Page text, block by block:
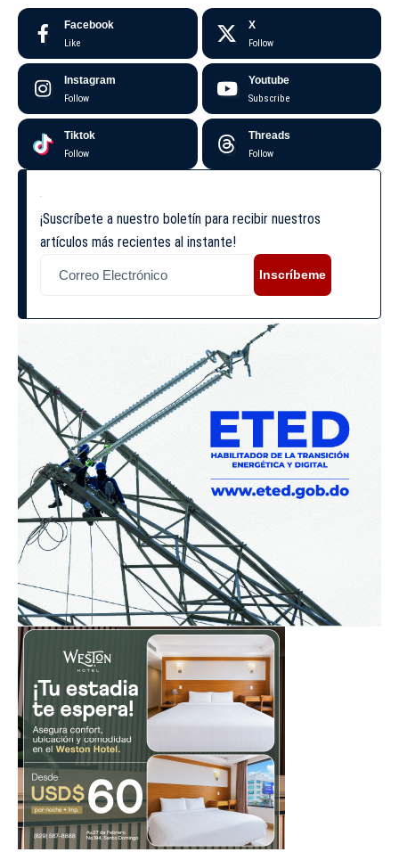
Facebook
Like
X
Follow
Instagram
Follow
Youtube
Subscribe
Tiktok
Follow
Threads
Follow
¡Suscríbete a nuestro boletín para recibir nuestros
artículos más recientes al instante!
Inscríbeme